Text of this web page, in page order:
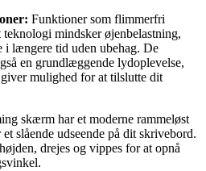
Funktioner som flimmerfri
mindsker øjenbelastning,
længere tid uden ubehag. De
en grundlæggende lydoplevelse,
mulighed for at tilslutte dit
skærm har et moderne rammeløst
slående udseende på dit skrivebord.
drejes og vippes for at opnå